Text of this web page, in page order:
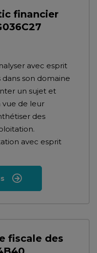
financier
avec esprit
son domaine
un sujet et
vue de leur
des
avec esprit
fiscale des